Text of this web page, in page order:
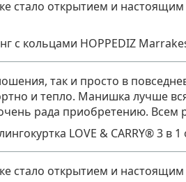
стало открытием и
с кольцами HOPPEDIZ
так и просто в
и тепло. Манишка лучше
рада приобретению. Всем
LOVE & CARRY® 3 в 1
стало открытием и